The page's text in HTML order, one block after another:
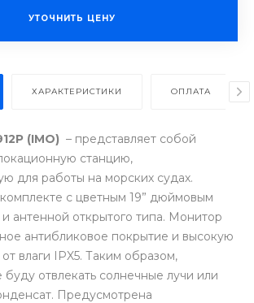
УТОЧНИТЬ ЦЕНУ
ХАРАКТЕРИСТИКИ ОПЛАТА
(IMO) – представляет собой
станцию,
для работы на морских судах.
с цветным 19” дюймовым
антенной открытого типа. Монитор
антибликовое покрытие и высокую
влаги IPX5. Таким образом,
буду отвлекать солнечные лучи или
Предусмотрена